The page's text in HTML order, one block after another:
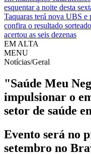
esquentar a noite desta
Taquaras terá nova UBS e
confira o resultado
acertou as seis dezenas
EM ALTA
MENU
Notícias/Geral
"Saúde Meu
impulsionar o
setor de saúde
Evento será no
setembro no